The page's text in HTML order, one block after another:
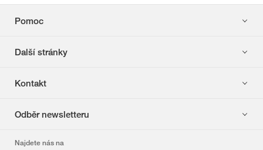
Pomoc
Zobrazit
Další stránky
Zobrazit
stránky
Kontakt
Zobrazit
Odběr newsletteru
Zobrazit
newsletteru
Najdete nás na